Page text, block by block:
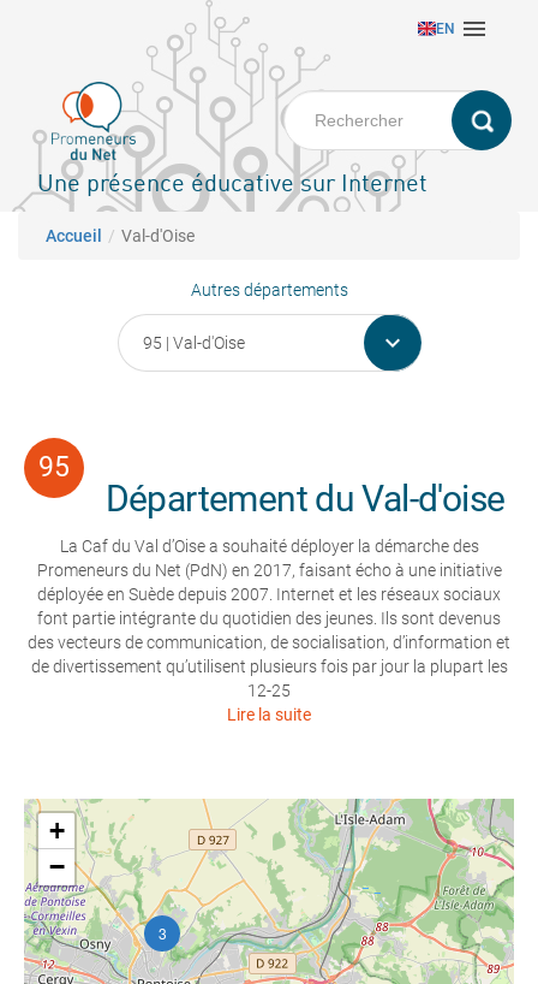
principal
EN 
Une présence éducative sur Internet
Fil d'Ariane
Accueil Val-d'Oise
Autres départements

Département du Val-d'oise
La Caf du Val d’Oise a souhaité déployer la démarche des
Promeneurs du Net (PdN) en 2017, faisant écho à une initiative
déployée en Suède depuis 2007. Internet et les réseaux sociaux
font partie intégrante du quotidien des jeunes. Ils sont devenus
des vecteurs de communication, de socialisation, d’information et
de divertissement qu’utilisent plusieurs fois par jour la plupart les
12-25
Lire la suite
3
+
−